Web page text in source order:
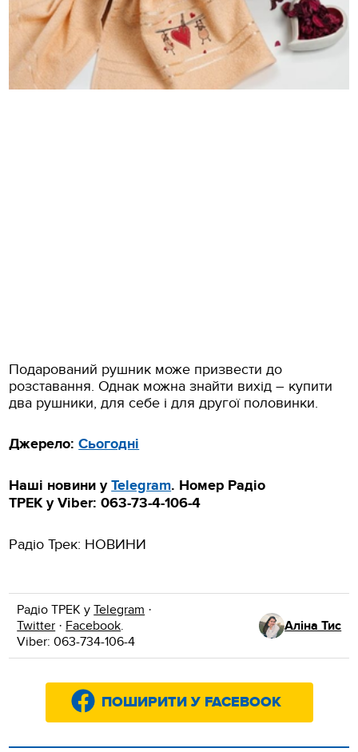
Подарований рушник може призвести до
розставання. Однак можна знайти вихід – купити
два рушники, для себе і для другої половинки.
Джерело:Сьогодні
Наші новини у Telegram. Номер Радіо
ТРЕКу Viber: 063-73-4-106-4
Радіо Трек: НОВИНИ
Радіо ТРЕК уTelegram ·
Twitter · Facebook.
Viber: 063-734-106-4
Аліна Тис
ПОШИРИТИ У FACEBOOK